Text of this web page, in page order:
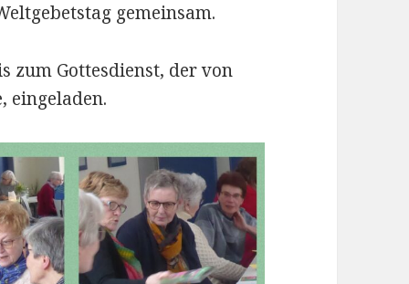
gemeinsam.
zum Gottesdienst, der von
eingeladen.